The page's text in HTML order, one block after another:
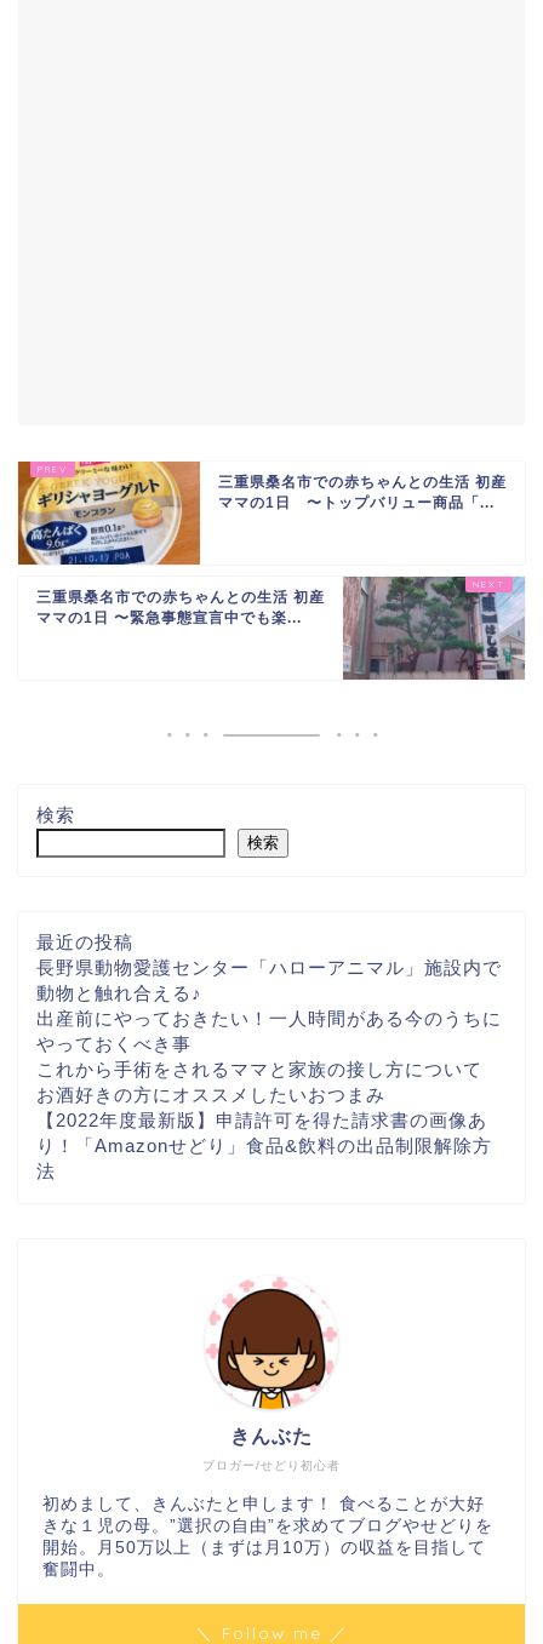
三重県桑名市での赤ちゃんとの生活 初産
ママの1日 〜トップバリュー商品「...
三重県桑名市での赤ちゃんとの生活 初産
ママの1日 〜緊急事態宣言中でも楽...
検索
検索
最近の投稿
長野県動物愛護センター「ハローアニマル」施設内で
動物と触れ合える♪
出産前にやっておきたい！一人時間がある今のうちに
やっておくべき事
これから手術をされるママと家族の接し方について
お酒好きの方にオススメしたいおつまみ
【2022年度最新版】申請許可を得た請求書の画像あ
り！「Amazonせどり」食品&飲料の出品制限解除方
法
ブロガー/せどり初心者
きんぶた
初めまして、きんぶたと申します！ 食べることが大好
きな１児の母。”選択の自由”を求めてブログやせどりを
開始。月50万以上（まずは月10万）の収益を目指して
奮闘中。
＼ Follow me ／